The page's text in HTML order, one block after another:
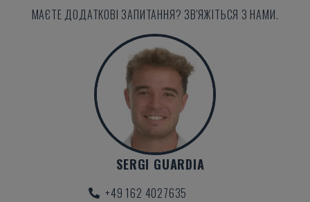
МАЄТЕ ДОДАТКОВІ ЗАПИТАННЯ? ЗВ'ЯЖІТЬСЯ З НАМИ.
SERGI GUARDIA
+49 162 4027635